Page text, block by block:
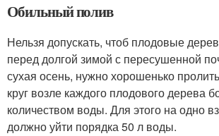
Обильный полив
Нельзя допускать, чтоб плодовые
перед долгой зимой с пересушенной
сухая осень, нужно хорошенько
круг возле каждого плодового дерева
количеством воды. Для этого на одно
должно уйти порядка 50 л воды.